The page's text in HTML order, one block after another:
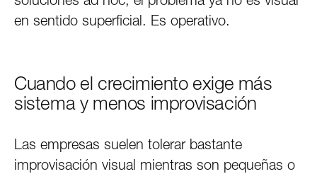
en sentido superficial. Es operativo.
Cuando el crecimiento exige más
sistema y menos improvisación
Las empresas suelen tolerar bastante
improvisación visual mientras son pequeñas o